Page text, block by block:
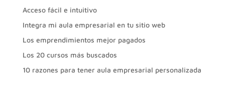
Acceso fácil e intuitivo
Integra mi aula empresarial en tu sitio web
Los emprendimientos mejor pagados
Los 20 cursos más buscados
10 razones para tener aula empresarial personalizada